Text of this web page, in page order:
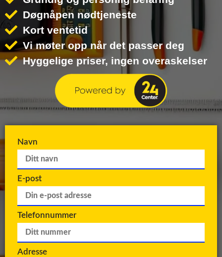
Døgnåpen nødtjeneste
Kort ventetid
Vi møter opp når det passer deg
Hyggelige priser, ingen overaskelser
Navn
E-post
Telefonnummer
Adresse